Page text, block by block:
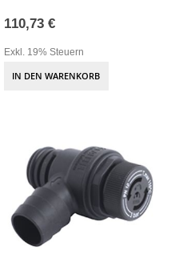
110,73 €
Exkl. 19% Steuern
IN DEN WARENKORB